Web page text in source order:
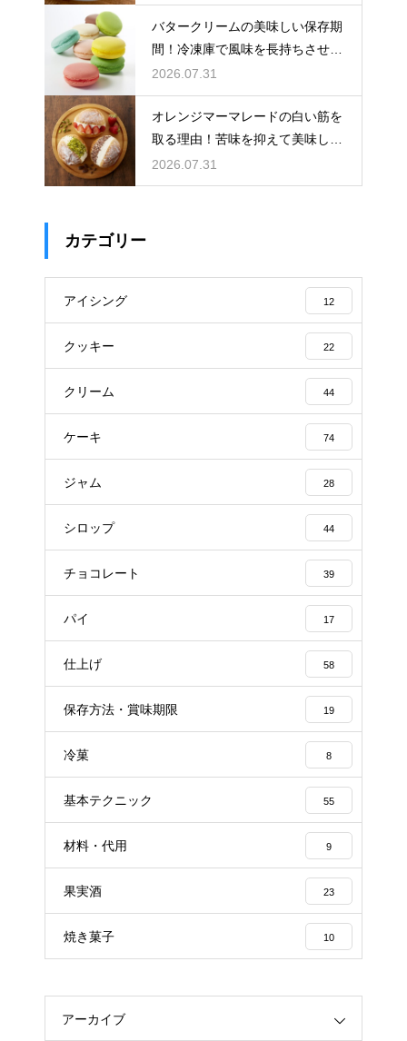
バタークリームの美味しい保存期
間！冷凍庫で風味を長持ちさせる
コツ
2026.07.31
オレンジマーマレードの白い筋を
取る理由！苦味を抑えて美味しい
ジャムに仕上げる
2026.07.31
カテゴリー
アイシング 12
クッキー 22
クリーム 44
ケーキ 74
ジャム 28
シロップ 44
チョコレート 39
パイ 17
仕上げ 58
保存方法・賞味期限 19
冷菓 8
基本テクニック 55
材料・代用 9
果実酒 23
焼き菓子 10
アーカイブ